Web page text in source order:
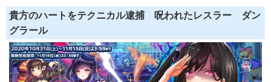
貴方のハートをテクニカル逮捕 呪われたレスラー ダン
グラール